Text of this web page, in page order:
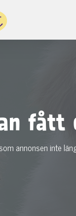
fått
annonsen inte